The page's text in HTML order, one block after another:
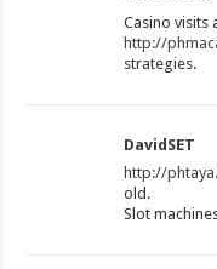
Casino visits
http://
strategies.
DavidSET
http://
old.
Slot